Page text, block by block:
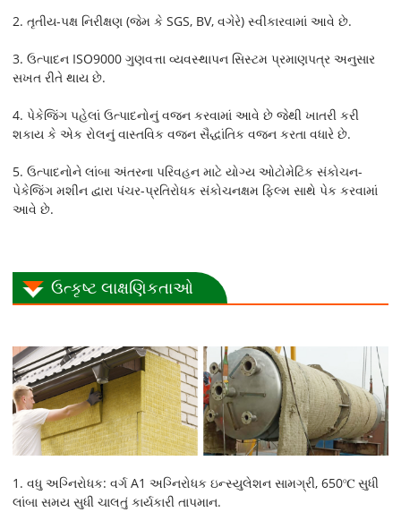
2. તૃતીય-પક્ષ નિરીક્ષણ (જેમ કે SGS, BV, વગેરે) સ્વીકારવામાં આવે છે.
3. ઉત્પાદન ISO9000 ગુણવત્તા વ્યવસ્થાપન સિસ્ટમ પ્રમાણપત્ર અનુસાર
સખત રીતે થાય છે.
4. પેકેજિંગ પહેલાં ઉત્પાદનોનું વજન કરવામાં આવે છે જેથી ખાતરી કરી
શકાય કે એક રોલનું વાસ્તવિક વજન સૈદ્ધાંતિક વજન કરતા વધારે છે.
5. ઉત્પાદનોને લાંબા અંતરના પરિવહન માટે યોગ્ય ઓટોમેટિક સંકોચન-
પેકેજિંગ મશીન દ્વારા પંચર-પ્રતિરોધક સંકોચનક્ષમ ફિલ્મ સાથે પેક કરવામાં
આવે છે.
ઉત્કૃષ્ટ લાક્ષણિકતાઓ
1. વધુ અગ્નિરોધક: વર્ગ A1 અગ્નિરોધક ઇન્સ્યુલેશન સામગ્રી, 650℃ સુધી
લાંબા સમય સુધી ચાલતું કાર્યકારી તાપમાન.